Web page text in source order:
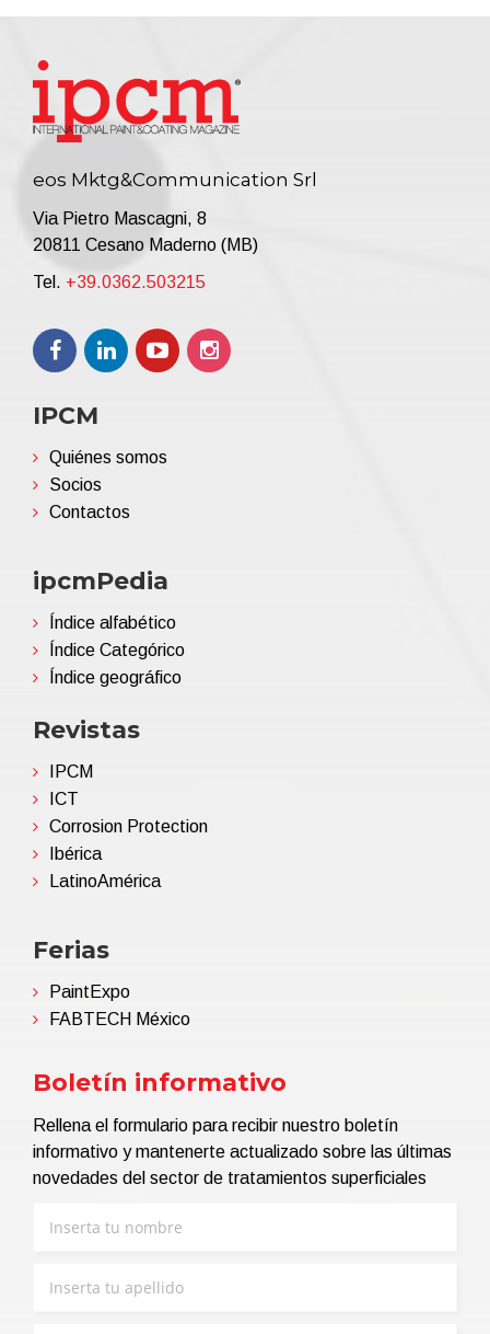
eos Mktg&Communication Srl
Via Pietro Mascagni, 8
20811 Cesano Maderno (MB)
Tel. +39.0362.503215
IPCM
Quiénes somos
Socios
Contactos
ipcmPedia
Índice alfabético
Índice Categórico
Índice geográfico
Revistas
IPCM
ICT
Corrosion Protection
Ibérica
LatinoAmérica
Ferias
PaintExpo
FABTECH México
Boletín informativo
Rellena el formulario para recibir nuestro boletín
informativo y mantenerte actualizado sobre las últimas
novedades del sector de tratamientos superficiales